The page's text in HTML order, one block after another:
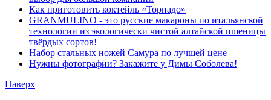
Как приготовить коктейль «Торнадо»
GRANMULINO - это русские макароны по итальянской
технологии из экологически чистой алтайской пшеницы
твёрдых сортов!
Набор стальных ножей Самура по лучшей цене
Нужны фотографии? Закажите у Димы Соболева!
Наверх